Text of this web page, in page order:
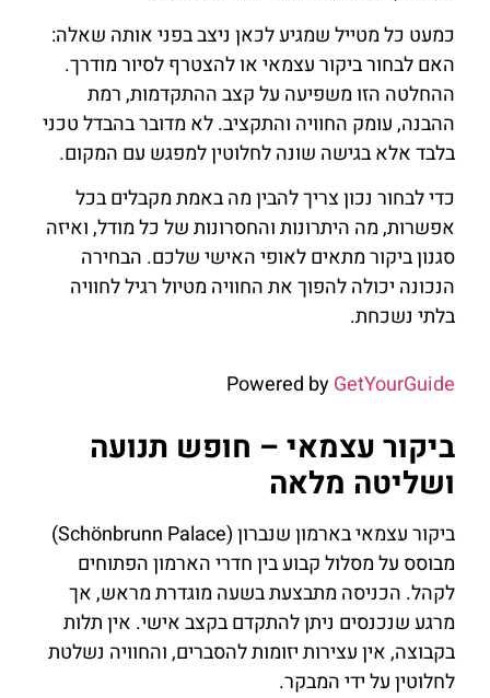
כמעט כל מטייל שמגיע לכאן ניצב בפני אותה שאלה:
האם לבחור ביקור עצמאי או להצטרף לסיור מודרך.
ההחלטה הזו משפיעה על קצב ההתקדמות, רמת
ההבנה, עומק החוויה והתקציב. לא מדובר בהבדל טכני
בלבד אלא בגישה שונה לחלוטין למפגש עם המקום.
כדי לבחור נכון צריך להבין מה באמת מקבלים בכל
אפשרות, מה היתרונות והחסרונות של כל מודל, ואיזה
סגנון ביקור מתאים לאופי האישי שלכם. הבחירה
הנכונה יכולה להפוך את החוויה מטיול רגיל לחוויה
בלתי נשכחת.
Powered byGetYourGuide
ביקור עצמאי – חופש תנועה
ושליטה מלאה
ביקור עצמאי בארמון שנברון (Schönbrunn Palace)
מבוסס על מסלול קבוע בין חדרי הארמון הפתוחים
לקהל. הכניסה מתבצעת בשעה מוגדרת מראש, אך
מרגע שנכנסים ניתן להתקדם בקצב אישי. אין תלות
בקבוצה, אין עצירות יזומות להסברים, והחוויה נשלטת
לחלוטין על ידי המבקר.